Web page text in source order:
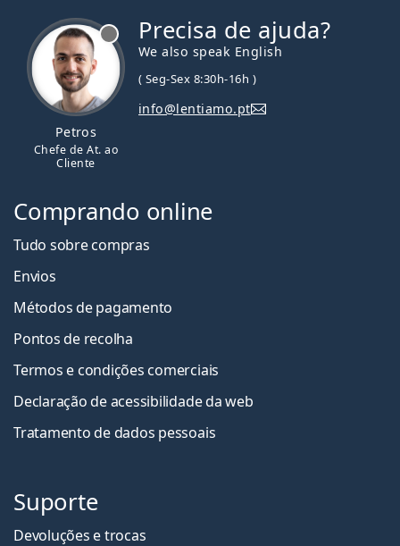
Petros
Chefe de At. ao
Cliente
Precisa de ajuda?
We also speak English
( Seg-Sex 8:30h-16h )
info@lentiamo.pt
Comprando online
Tudo sobre compras
Envios
Métodos de pagamento
Pontos de recolha
Termos e condições comerciais
Declaração de acessibilidade da web
Tratamento de dados pessoais
Suporte
Devoluções e trocas